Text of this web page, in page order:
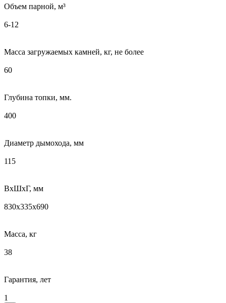
Объем парной, м³
6-12
Масса загружаемых камней, кг, не более
60
Глубина топки, мм.
400
Диаметр дымохода, мм
115
ВхШхГ, мм
830х335х690
Масса, кг
38
Гарантия, лет
1